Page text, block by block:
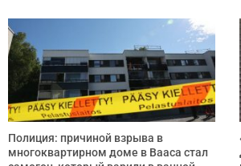
Полиция: причиной взрыва в
многоквартирном доме в Вааса стал